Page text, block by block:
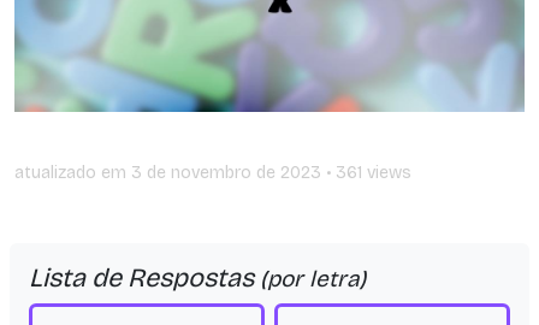
atualizado em 3 de novembro de 2023 • 361 views
Lista de Respostas (por letra)